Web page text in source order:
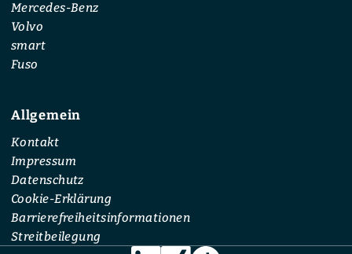
Mercedes-Benz
Volvo
smart
Fuso
Allgemein
Kontakt
Impressum
Datenschutz
Cookie-Erklärung
Barrierefreiheitsinformationen
Streitbeilegung